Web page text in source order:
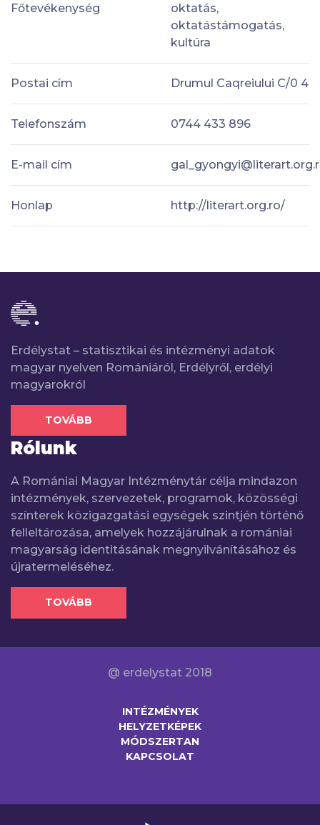
Főtevékenység
oktatás,
oktatástámogatás,
kultúra
Postai cím Drumul Caqreiului C/0 4
Telefonszám 0744 433 896
E-mail cím
Honlap http://literart.org.ro/
Erdélystat – statisztikai és intézményi adatok
magyar nyelven Romániáról, Erdélyről, erdélyi
magyarokról
TOVÁBB
Rólunk
A Romániai Magyar Intézménytár célja mindazon
intézmények, szervezetek, programok, közösségi
színterek közigazgatási egységek szintjén történő
felleltározása, amelyek hozzájárulnak a romániai
magyarság identitásának megnyilvánításához és
újratermeléséhez.
TOVÁBB
@ erdelystat 2018
INTÉZMÉNYEK
HELYZETKÉPEK
MÓDSZERTAN
KAPCSOLAT